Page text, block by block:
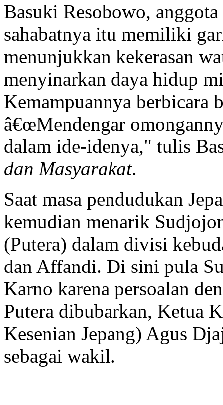
Basuki Resobowo,
sahabatnya itu memiliki
menunjukkan kekerasan
menyinarkan daya hidup
Kemampuannya berbicara
â€œMendengar
dalam ide-idenya," tulis
dan Masyarakat.
Saat masa pendudukan
kemudian menarik
(Putera) dalam divisi
dan Affandi. Di sini pula
Karno karena persoalan
Putera dibubarkan, Ketua
Kesenian Jepang) Agus
sebagai wakil.